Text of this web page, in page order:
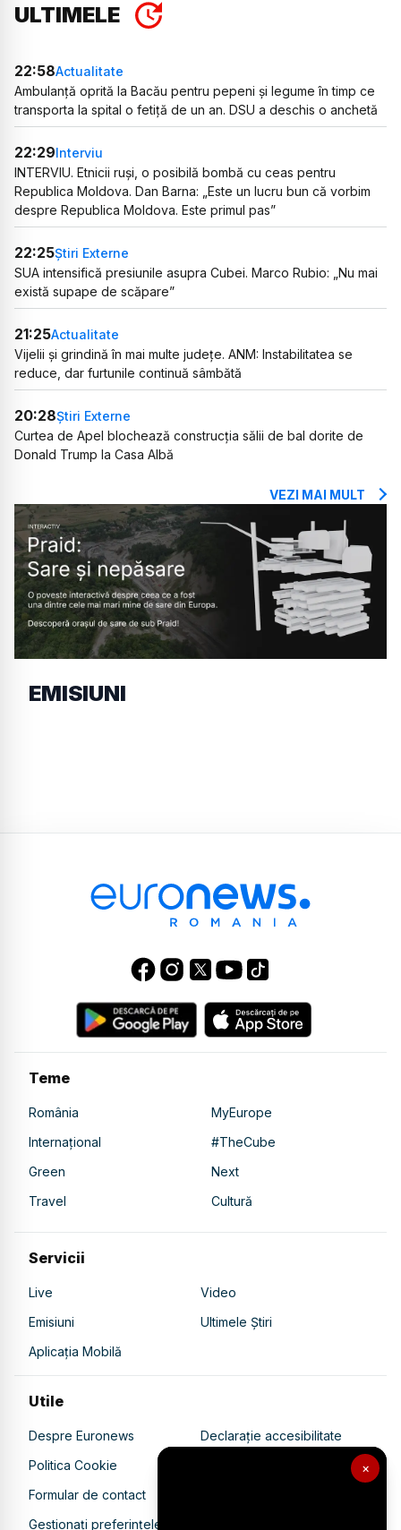
×
ULTIMELE
22:58Actualitate
Ambulanță oprită la Bacău pentru pepeni și legume în timp ce
transporta la spital o fetiță de un an. DSU a deschis o anchetă
22:29Interviu
INTERVIU. Etnicii ruși, o posibilă bombă cu ceas pentru
Republica Moldova. Dan Barna: „Este un lucru bun că vorbim
despre Republica Moldova. Este primul pas”
22:25Știri Externe
SUA intensifică presiunile asupra Cubei. Marco Rubio: „Nu mai
există supape de scăpare”
21:25Actualitate
Vijelii și grindină în mai multe județe. ANM: Instabilitatea se
reduce, dar furtunile continuă sâmbătă
20:28Știri Externe
Curtea de Apel blochează construcția sălii de bal dorite de
Donald Trump la Casa Albă
VEZI MAI MULT
EMISIUNI
Teme
România
MyEurope
Internațional
#TheCube
Green
Next
Travel
Cultură
Servicii
Live
Video
Emisiuni
Ultimele Știri
Aplicația Mobilă
Utile
Despre Euronews
Declarație accesibilitate
Politica Cookie
Politica de confidențialitate
Formular de contact
Gestionați preferințele